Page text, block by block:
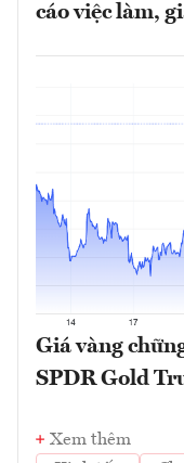
cáo việc làm,
Giá vàng
SPDR Gold
Xem thêm